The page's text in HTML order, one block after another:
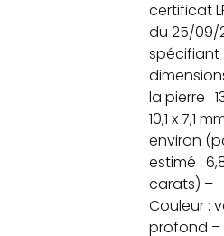
certificat
du 25/09/
spécifiant :
la pierre :
10,1 x 7,1
environ
estimé :
carats) –
Couleur :
profond –